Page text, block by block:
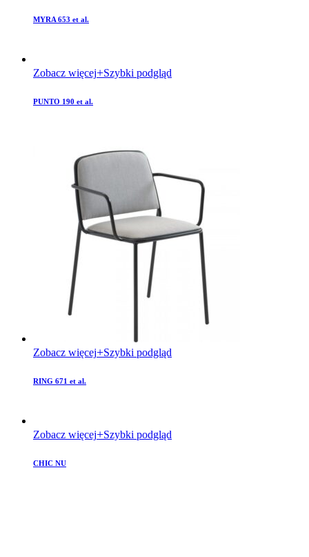
MYRA 653 et al.
Zobacz więcej Szybki podgląd
PUNTO 190 et al.
Zobacz więcej Szybki podgląd
RING 671 et al.
Zobacz więcej Szybki podgląd
CHIC NU